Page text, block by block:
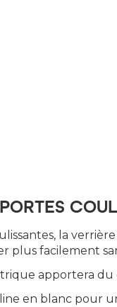
la
plus facilement
apportera du
en blanc pour